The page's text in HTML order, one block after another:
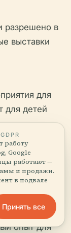
разрешено в
выставки
для
для детей
опыт для
работу
Google
работают —
и продажи.
в подвале
Принять все